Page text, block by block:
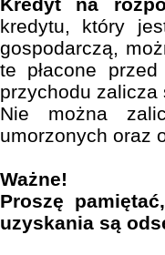
kredytu, który
gospodarczą,
te płacone
przychodu zalicza
Nie można
umorzonych oraz
Ważne!
Proszę
uzyskania są